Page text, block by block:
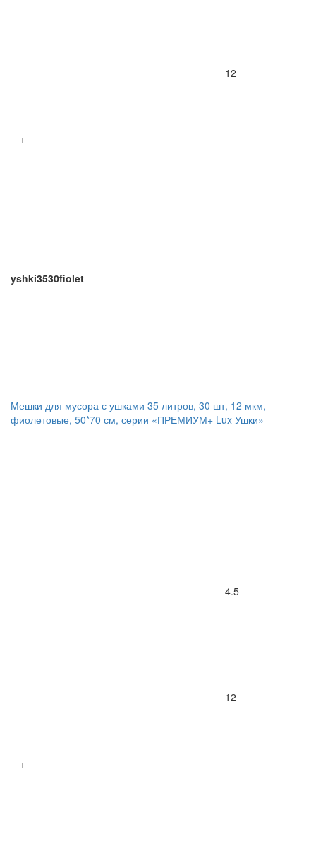
12
+
yshki3530fiolet
Мешки для мусора с ушками 35 литров, 30 шт, 12 мкм,
фиолетовые, 50*70 см, серии «ПРЕМИУМ+ Lux Ушки»
4.5
12
+